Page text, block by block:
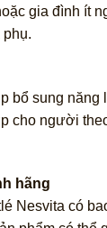
gia đình ít
bổ sung
cho người
hãng
Nesvita có